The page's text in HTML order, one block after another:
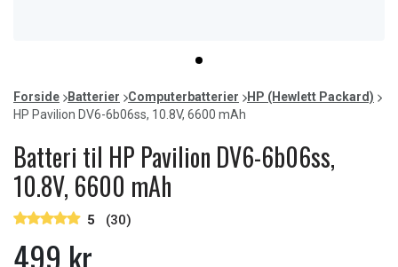
item
0
of
1
Forside Batterier Computerbatterier
HP (Hewlett Packard)
HP Pavilion DV6-6b06ss, 10.8V, 6600 mAh
Batteri til HP Pavilion DV6-6b06ss,
10.8V, 6600 mAh
5 (30)
499 kr.